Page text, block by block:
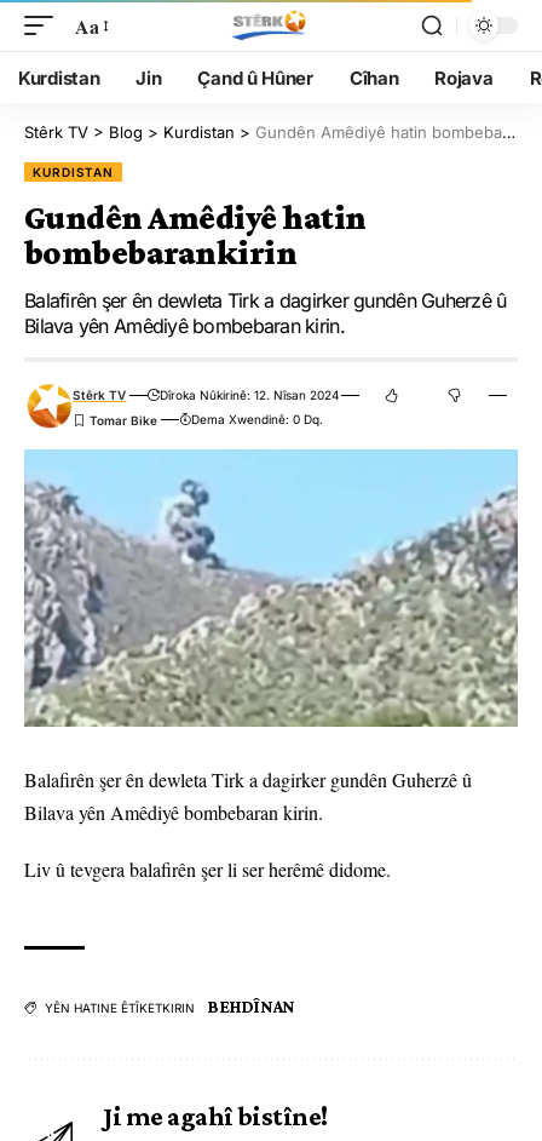
Aa
Kurdistan Jin Çand û Hûner Cîhan Rojava
Stêrk TV > Blog > Kurdistan > Gundên Amêdiyê hatin bombebarankirin
KURDISTAN
Gundên Amêdiyê hatin
bombebarankirin
Balafirên şer ên dewleta Tirk a dagirker gundên Guherzê û
Bilava yên Amêdiyê bombebaran kirin.
Stêrk TV
Dîroka Nûkirinê: 12. Nîsan 2024
Dema Xwendinê: 0 Dq.
Balafirên şer ên dewleta Tirk a dagirker gundên Guherzê û
Bilava yên Amêdiyê bombebaran kirin.
Liv û tevgera balafirên şer li ser herêmê didome.
YÊN HATINE ÊTÎKETKIRIN BEHDÎNAN
Ji me agahî bistîne!